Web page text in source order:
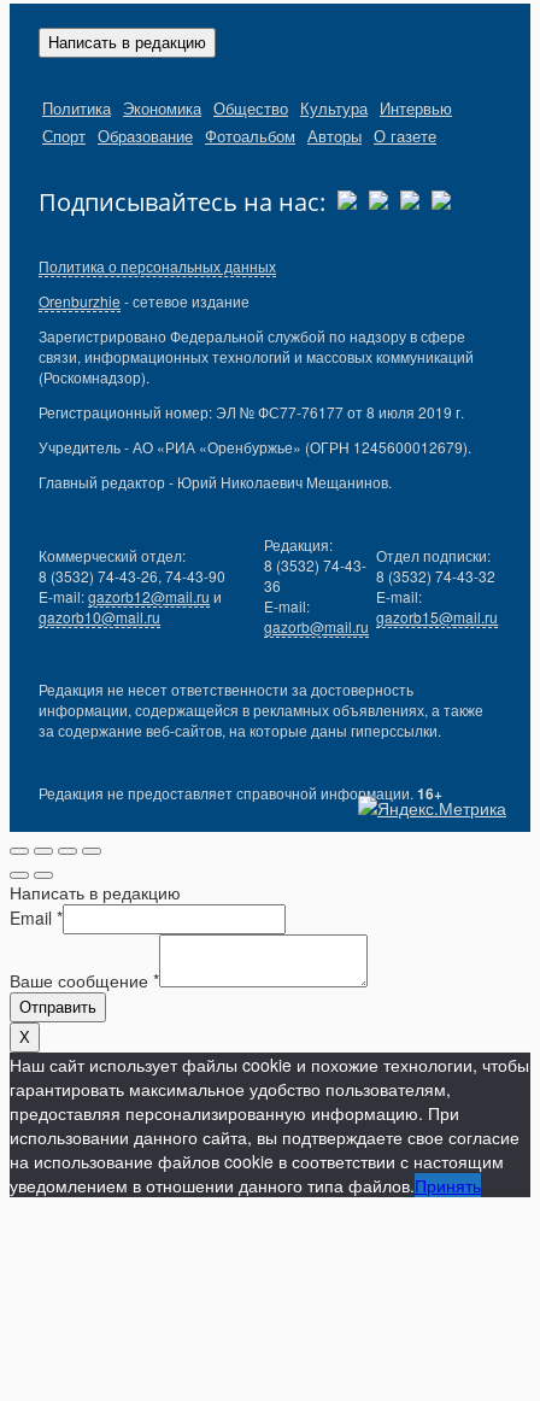
Написать в редакцию
Политика Экономика Общество Культура Интервью
Спорт Образование Фотоальбом Авторы О газете
Подписывайтесь на нас:
Политика о персональных данных
Orenburzhie - сетевое издание
Зарегистрировано Федеральной службой по надзору в сфере
связи, информационных технологий и массовых коммуникаций
(Роскомнадзор).
Регистрационный номер: ЭЛ № ФС77-76177 от 8 июля 2019 г.
Учредитель - АО «РИА «Оренбуржье» (ОГРН 1245600012679).
Главный редактор - Юрий Николаевич Мещанинов.
Коммерческий отдел:
8 (3532) 74-43-26, 74-43-90
E-mail:gazorb12@mail.ru и
gazorb10@mail.ru
Редакция:
8 (3532) 74-43-
36
E-mail:
gazorb@mail.ru
Отдел подписки:
8 (3532) 74-43-32
E-mail:
gazorb15@mail.ru
Редакция не несет ответственности за достоверность
информации, содержащейся в рекламных объявлениях, а также
за содержание веб-сайтов, на которые даны гиперссылки.
Редакция не предоставляет справочной информации.16+
Написать в редакцию
Email *
Ваше сообщение *
Отправить
X
Наш сайт использует файлы cookie и похожие технологии, чтобы
гарантировать максимальное удобство пользователям,
предоставляя персонализированную информацию. При
использовании данного сайта, вы подтверждаете свое согласие
на использование файлов cookie в соответствии с настоящим
уведомлением в отношении данного типа файлов.Принять